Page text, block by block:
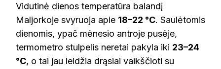
Vidutinė dienos temperatūra balandį
Maljorkoje svyruoja apie 18–22 °C. Saulėtomis
dienomis, ypač mėnesio antroje pusėje,
termometro stulpelis neretai pakyla iki 23–24
°C, o tai jau leidžia drąsiai vaikščioti su